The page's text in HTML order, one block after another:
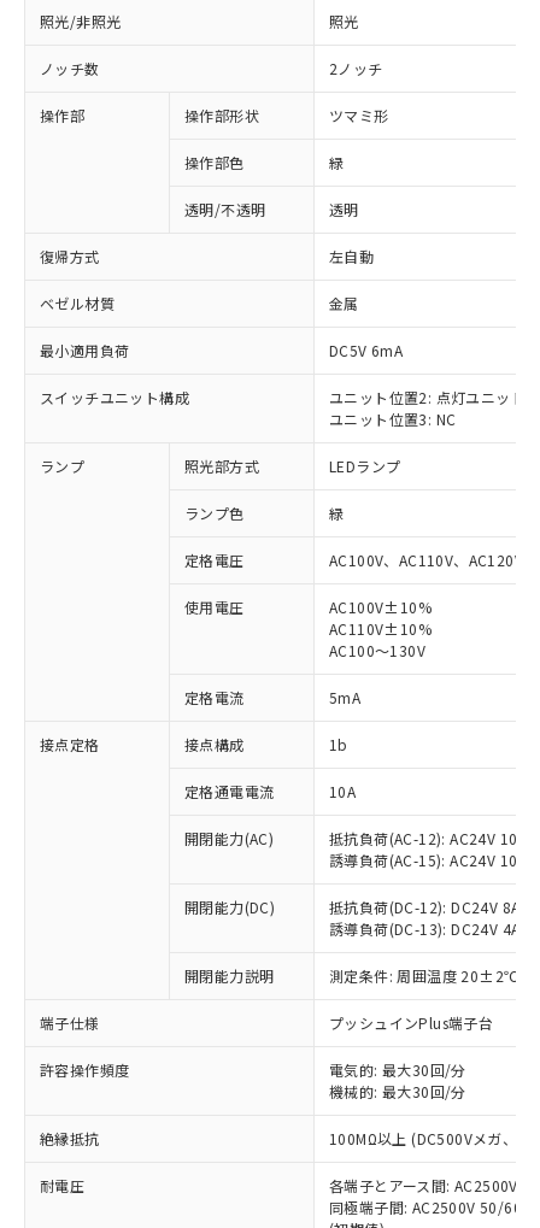
照光/非照光 照光
ノッチ数 2ノッチ
操作部 操作部形状 ツマミ形
操作部色 緑
透明/不透明 透明
復帰方式 左自動
ベゼル材質 金属
最小適用負荷 DC5V 6mA
スイッチユニット構成
ユニット位置2: 点灯ユニット
ユニット位置3: NC
ランプ 照光部方式 LEDランプ
ランプ色 緑
定格電圧 AC100V、AC110V、AC120V
使用電圧
AC100V±10%
AC110V±10%
AC100～130V
定格電流 5mA
接点定格 接点構成 1b
定格通電電流 10A
開閉能力(AC)
抵抗負荷(AC-12): AC24V 10A/
誘導負荷(AC-15): AC24V
開閉能力(DC)
抵抗負荷(DC-12): DC24V 8A/
誘導負荷(DC-13): DC24V 4A/
開閉能力説明 測定条件: 周囲温度 20±2℃、
端子仕様 プッシュインPlus端子台
許容操作頻度
電気的: 最大30回/分
機械的: 最大30回/分
絶縁抵抗 100MΩ以上 (DC500Vメガ、点
耐電圧
各端子とアース間: AC2500V
同極端子間: AC2500V 50/
ご利用条件
以下の条件をお読みいただき、同意のうえ
本サービスは、当社制御機器事業取扱
商品の当社在庫状況および標準価格
(税抜)を提供させていただくもので
当社制御機器事業取扱商品の中には、
ことをご了承ください。
在庫状況および標準価格照会結果は、
記載している更新日時点での社内デー
タに基づき作成されるものであり、閲
覧された時点での実際の在庫および標
準価格とは異なる場合があることをご
対応済み：EU RoHS指令（10物質）の
非含有に対応した製品が提供可能な商品で
す。
対応予定：EU RoHS指令（10物質）の非含
有に対応した製品に切り替える予定のある
対応予定なし：EU RoHS指令（10物質）の
非含有に非対応の商品で、対応品を出す予
調査・確認中：EU RoHS指令（10物質）の
非含有の対応状況を調査中または確認中の
非該当品：ライセンス料など無形物で、有
害物質有無と関係のない商品です。
仕入先様の事情により、非含有部品として
いたものが、含有品と判明した場合などや
むを得ず変更することがあります。
*EU RoHS指令（10物質）：
鉛(Pb) 1000ppm以下、 水銀(Hg) 1000ppm以下、 カド
六価クロム(Cr(Ⅵ)) 1000ppm以下、ポリ臭化ビフェニル
類(PBB) 1000ppm以下、ポリ臭化ジフェニルエーテル類
「○」：最大均質材料含有率が中国RoHSの
基準値以下であることを示します。
「×」：最大均質材料含有率が中国RoHSの
基準値を超えていることを示します。
「－」：未確認です。当社販売部門へお問
*中国RoHS10物質の基準値 (GB/T26572)：
Pb(鉛) :1000ppm、 Hg(水銀) : 1000ppm、 Cd(カドミウ
Cr(Ⅵ)(六価クロム) : 1000ppm、 PBBs(ポリ臭化ビフェ
当社は、これら貴社製品のうち、外国
為替および外国貿易法に定める商品
または国外への提供する場合は、日本
国政府の輸出許可(または役務取引許
可)を取得するなどの必要な手続きを